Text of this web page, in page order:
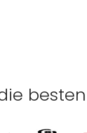
besten